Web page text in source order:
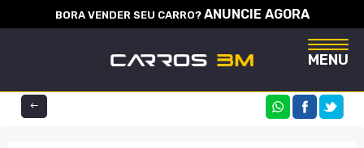
BORA VENDER SEU CARRO? ANUNCIE AGORA
MENU